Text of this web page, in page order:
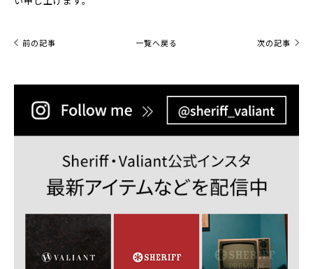
前の記事 一覧へ戻る 次の記事